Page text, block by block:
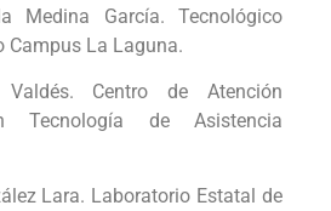
Medina García. Tecnológico
Campus La Laguna.
Valdés. Centro de Atención
Tecnología de Asistencia
Lara. Laboratorio Estatal de